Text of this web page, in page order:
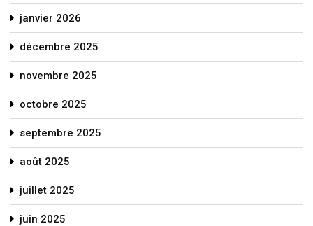
janvier 2026
décembre 2025
novembre 2025
octobre 2025
septembre 2025
août 2025
juillet 2025
juin 2025